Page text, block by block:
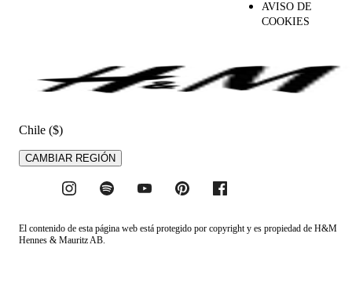
AVISO DE
COOKIES
Chile ($)
CAMBIAR REGIÓN
El contenido de esta página web está protegido por copyright y es propiedad de H&M
Hennes & Mauritz AB.